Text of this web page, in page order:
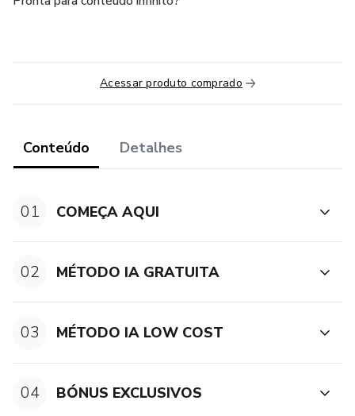
Acessar produto comprado
Conteúdo Detalhes
01 COMEÇA AQUI
02 MÉTODO IA GRATUITA
03 MÉTODO IA LOW COST
04 BÓNUS EXCLUSIVOS